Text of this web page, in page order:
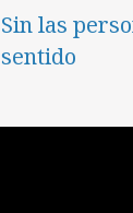
Sin las
sentido